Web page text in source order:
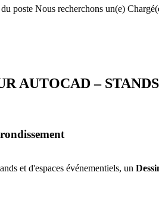
poste Nous recherchons un(e)
AUTOCAD –
et d'espaces événementiels, un